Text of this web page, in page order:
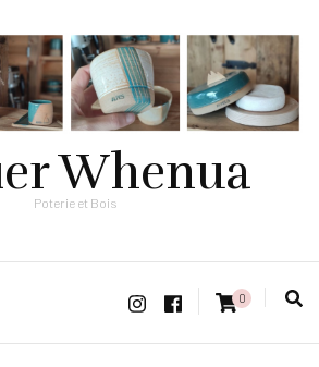
Whenua
Poterie et Bois
0